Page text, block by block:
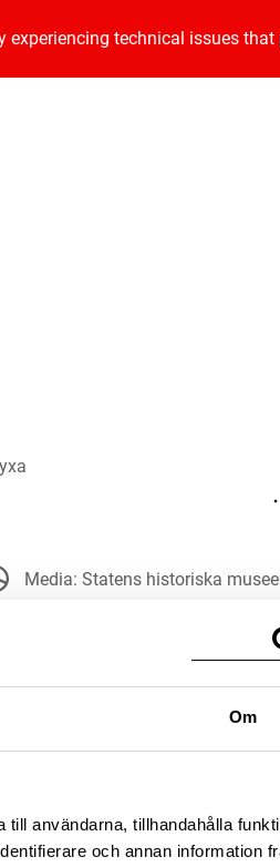
Om
användarna, tillhandahålla
och annan information
experiencing technical issues
Media: Statens historiska
till detta verk har gått ut
sätt. Ange gärna
LADDA NER